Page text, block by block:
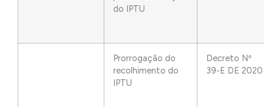
do IPTU
Prorrogação do
recolhimento do
IPTU
Decreto Nº
39-E DE 2020